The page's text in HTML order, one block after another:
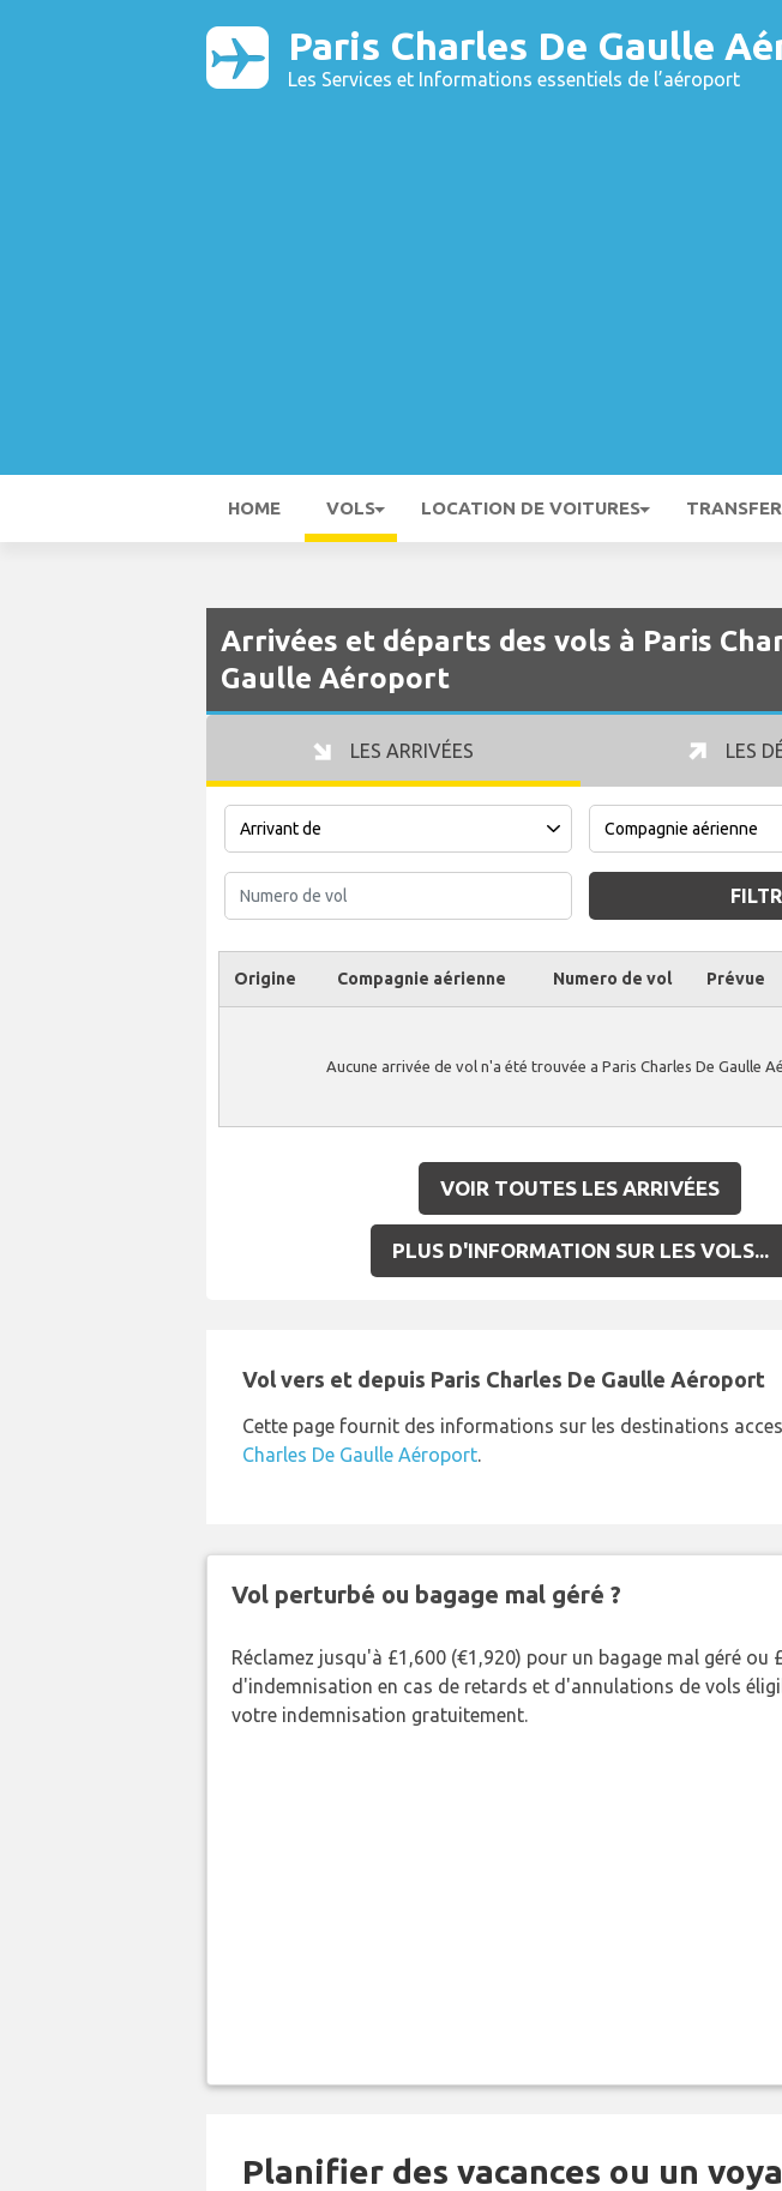
Paris Charles De Gaulle
Les Services et Informations essentiels de l’aéroport
HOME VOLS LOCATION DE VOITURES
Arrivées et départs des vols à Paris
Gaulle Aéroport
LES ARRIVÉES LES
Origine Compagnie aérienne Numero de vol Prévue
Aucune arrivée de vol n'a été trouvée a Paris Charles De Gaulle
VOIR TOUTES LES ARRIVÉES
PLUS D'INFORMATION SUR LES VOLS...
Vol vers et depuis Paris Charles De Gaulle Aéroport
Cette page fournit des informations sur les destinations
Charles De Gaulle Aéroport.
Vol perturbé ou bagage mal géré ?
Réclamez jusqu'à £1,600 (€1,920) pour un bagage mal géré ou
d'indemnisation en cas de retards et d'annulations de vols
votre indemnisation gratuitement.
Planifier des vacances ou un
jusqu'à 600
personne